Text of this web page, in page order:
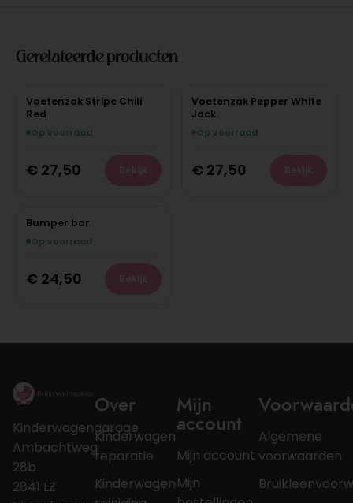
Gerelateerde producten
Voetenzak Stripe Chili
Red
Op voorraad
€ 27,50
Voetenzak Pepper White
Jack
Op voorraad
€ 27,50
Bumper bar
Op voorraad
€ 24,50
Kinderwagengarage
Ambachtweg
28b
2841 LZ
Over
Kinderwagen
reparatie
Kinderwagen
Mijn
account
Mijn account
Mijn
Algemene
voorwaarden